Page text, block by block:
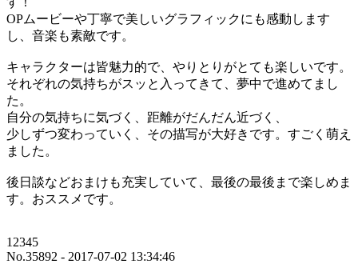
OPムービーや丁寧で美しいグラフィックにも感動します
し、音楽も素敵です。
キャラクターは皆魅力的で、やりとりがとても楽しいです。
それぞれの気持ちがスッと入ってきて、夢中で進めてまし
た。
自分の気持ちに気づく、距離がだんだん近づく、
少しずつ変わっていく、その描写が大好きです。すごく萌え
ました。
後日談などおまけも充実していて、最後の最後まで楽しめま
す。おススメです。
12345
No.35892 - 2017-07-02 13:34:46